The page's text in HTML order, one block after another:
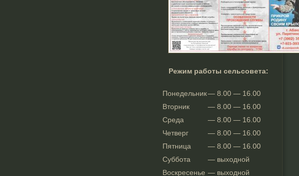
Режим работы сельсовета:
Понедельник— 8.00 — 16.00
Вторник
— 8.00 — 16.00
Среда
— 8.00 — 16.00
Четверг
— 8.00 — 16.00
Пятница
— 8.00 — 16.00
Суббота
— выходной
Воскресенье — выходной